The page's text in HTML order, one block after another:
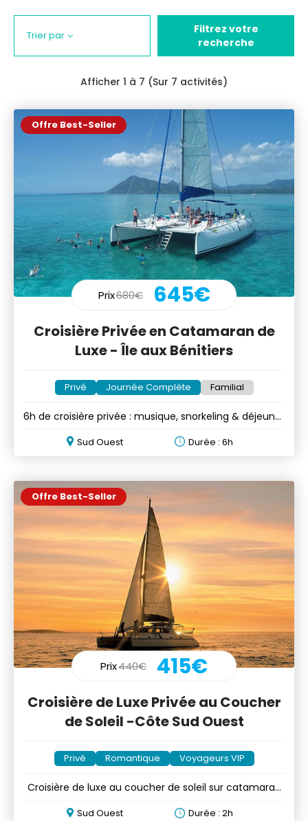
Trier par
Filtrez votre
recherche
Afficher 1 à 7 (Sur 7 activités)
Offre Best-Seller
Prix680€ 645€
Croisière Privée en Catamaran de
Luxe - Île aux Bénitiers
Privé Journée Complète Familial
6h de croisière privée : musique, snorkeling & déjeuner
Sud Ouest Durée : 6h
Offre Best-Seller
Prix440€ 415€
Croisière de Luxe Privée au Coucher
de Soleil -Côte Sud Ouest
Privé Romantique Voyageurs VIP
Croisière de luxe au coucher de soleil sur catamaran
Sud Ouest Durée : 2h